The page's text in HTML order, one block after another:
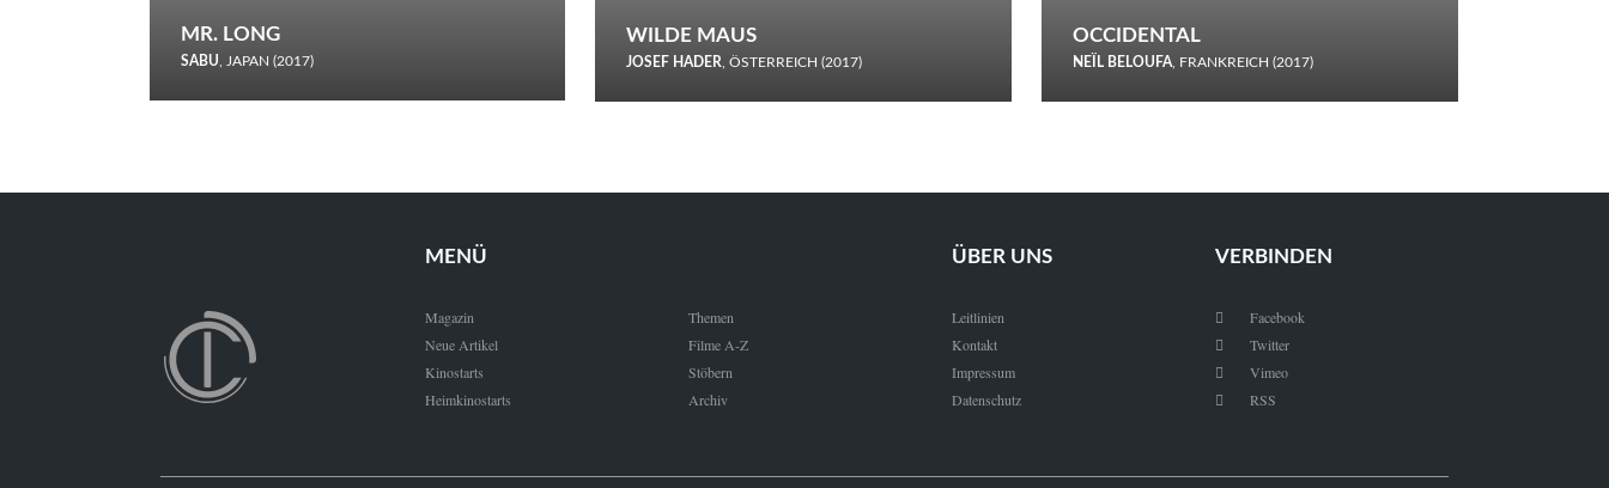
MR. LONG
SABU, JAPAN (2017)
den Wettbewerb.
WILDE MAUS
JOSEF HADER, ÖSTERREICH (2017)
Schnee.
OCCIDENTAL
NEÏL BELOUFA, FRANKREICH (2017)
MENÜ
Magazin
Neue Artikel
Kinostarts
Heimkinostarts
Themen
Filme A-Z
Stöbern
Archiv
ÜBER UNS
Leitlinien
Kontakt
Impressum
Datenschutz
VERBINDEN
 Facebook
 Twitter
 Vimeo
 RSS